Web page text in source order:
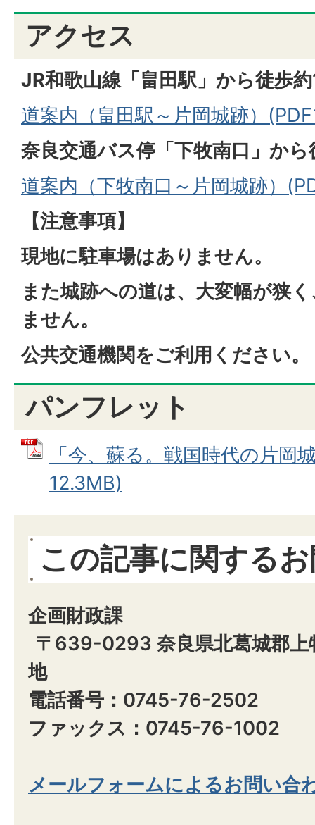
アクセス
JR和歌山線「畠田駅」から徒
道案内（畠田駅～片岡城跡）
奈良交通バス停「下牧南口」か
道案内（下牧南口～片岡城跡）
【注意事項】
現地に駐車場はありません。
また城跡への道は、大変幅が狭
ません。
公共交通機関をご利用ください。
パンフレット
「今、蘇る。戦国時代の片岡
12.3MB)
この記事に関する
企画財政課
〒639-0293 奈良県北葛城郡
地
電話番号：0745-76-2502
ファックス：0745-76-1002
メールフォームによるお問い合